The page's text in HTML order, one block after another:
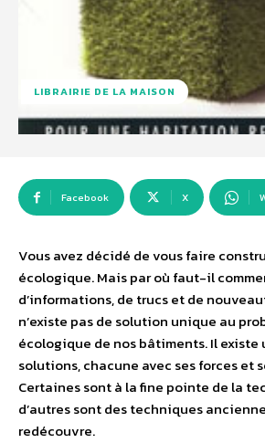
LIBRAIRIE DE LA MAISON
Facebook X
Vous avez décidé de vous faire
écologique. Mais par où faut-il
d’informations, de trucs et de
n’existe pas de solution unique au
écologique de nos bâtiments. Il existe
solutions, chacune avec ses forces et
Certaines sont à la fine pointe de la
d’autres sont des techniques
redécouvre.